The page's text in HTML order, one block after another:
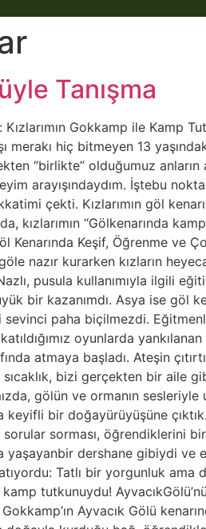
Tanışma
Kızlarımın Gokkamp ile
merakı hiç bitmeyen 13
“birlikte” olduğumuz
arayışındaydım. İştebu
çekti. Kızlarımın göl
kızlarımın “Gölkenarında
Keşif, Öğrenme ve
nazır kurarken kızların
pusula kullanımıyla ilgili
bir kazanımdı. Asya ise göl
paha biçilmezdi.
oyunlarda
atmaya başladı. Ateşin
bizi gerçekten bir aile
gölün ve ormanın
keyifli bir doğayürüyüşüne
sorması, öğrendiklerini
dershane gibiydi ve
Tatlı bir yorgunluk
tutkunuydu!
Ayvacık Gölü